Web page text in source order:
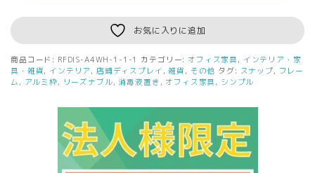
毒
液
き
案
お気に入りに追加
商品コード: RFDIS-A4WH-1-1-1 カテゴリー: オフィス家具 , インテリア・家
具・雑貨,インテリア , 店鋪ディスプレイ ,雑貨 , その他 タグ: スナップ, フレー
ム , アルミ枠, リーズナブル, 消毒液置き , オフィス家具 , シンプル